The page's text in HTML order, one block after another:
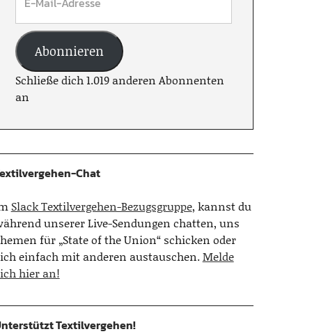
Abonnieren
Schließe dich 1.019 anderen Abonnenten
an
Chat
Slack Textilvergehen-Bezugsgruppe, kannst du
unserer Live-Sendungen chatten, uns
für „State of the Union“ schicken oder
einfach mit anderen austauschen.Melde
hier an!
Textilvergehen!